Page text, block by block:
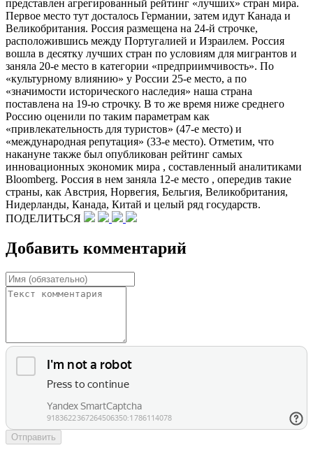
представлен агрегированный рейтинг «лучших» стран мира.
Первое место тут досталось Германии, затем идут Канада и
Великобритания. Россия размещена на 24-й строчке,
расположившись между Португалией и Израилем. Россия
вошла в десятку лучших стран по условиям для мигрантов и
заняла 20-е место в категории «предприимчивость». По
«культурному влиянию» у России 25-е место, а по
«значимости исторического наследия» наша страна
поставлена на 19-ю строчку. В то же время ниже среднего
Россию оценили по таким параметрам как
«привлекательность для туристов» (47-е место) и
«международная репутация» (33-е место). Отметим, что
накануне также был опубликован рейтинг самых
инновационных экономик мира , составленный аналитиками
Bloomberg. Россия в нем заняла 12-е место , опередив такие
страны, как Австрия, Норвегия, Бельгия, Великобритания,
Нидерланды, Канада, Китай и целый ряд государств.
ПОДЕЛИТЬСЯ
Добавить комментарий
Отправить